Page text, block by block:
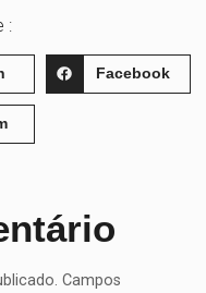
:
Facebook
Campos